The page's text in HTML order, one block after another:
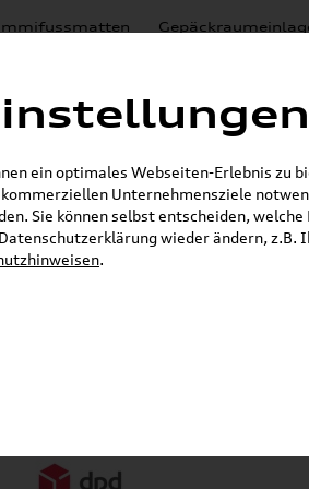
Lackierungen
E-Mail
ein optimales Webseiten-Erlebnis zu
Unternehmensziele
Sie können selbst entscheiden,
wieder ändern,
.